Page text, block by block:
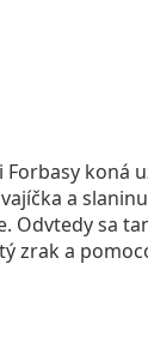
koná
a
Odvtedy sa
zrak a